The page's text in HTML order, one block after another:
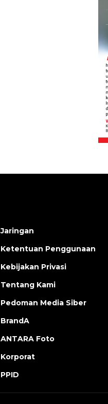
Jaringan
Ketentuan Penggunaan
Kebijakan Privasi
Tentang Kami
Pedoman Media Siber
BrandA
ANTARA Foto
Korporat
PPID